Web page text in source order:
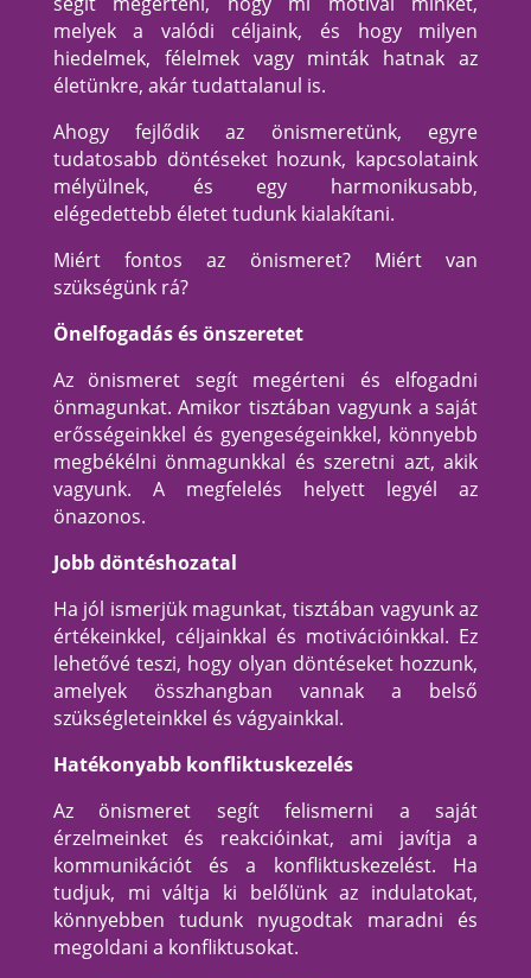
melyek a valódi céljaink, és hogy milyen
hiedelmek, félelmek vagy minták hatnak az
életünkre, akár tudattalanul is.
Ahogy fejlődik az önismeretünk, egyre
tudatosabb döntéseket hozunk, kapcsolataink
mélyülnek, és egy harmonikusabb,
elégedettebb életet tudunk kialakítani.
Miért fontos az önismeret? Miért van
szükségünk rá?
Önelfogadás és önszeretet
Az önismeret segít megérteni és elfogadni
önmagunkat. Amikor tisztában vagyunk a saját
erősségeinkkel és gyengeségeinkkel, könnyebb
megbékélni önmagunkkal és szeretni azt, akik
vagyunk. A megfelelés helyett legyél az
önazonos.
Jobb döntéshozatal
Ha jól ismerjük magunkat, tisztában vagyunk az
értékeinkkel, céljainkkal és motivációinkkal. Ez
lehetővé teszi, hogy olyan döntéseket hozzunk,
amelyek összhangban vannak a belső
szükségleteinkkel és vágyainkkal.
Hatékonyabb konfliktuskezelés
Az önismeret segít felismerni a saját
érzelmeinket és reakcióinkat, ami javítja a
kommunikációt és a konfliktuskezelést. Ha
tudjuk, mi váltja ki belőlünk az indulatokat,
könnyebben tudunk nyugodtak maradni és
megoldani a konfliktusokat.